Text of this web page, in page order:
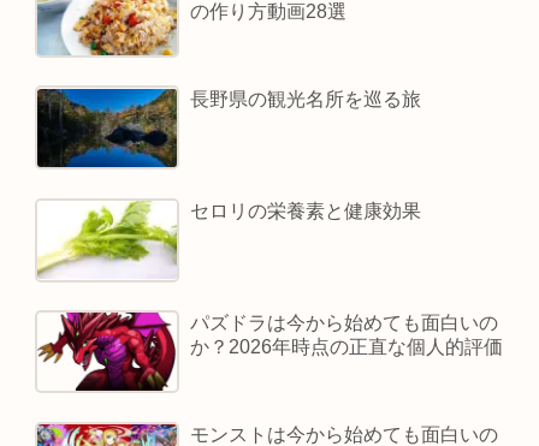
の作り方動画28選
長野県の観光名所を巡る旅
セロリの栄養素と健康効果
パズドラは今から始めても面白いの
か？2026年時点の正直な個人的評価
モンストは今から始めても面白いの